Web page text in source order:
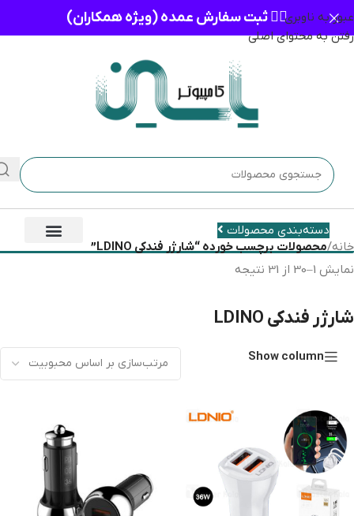
عبور به ناوبری
رفتن به محتوای اصلی
👈🏻 ثبت سفارش عمده (ویژه همکاران)
دسته‌بندی محصولات
خانه/محصولات برچسب خورده “شارژر فندکی LDINO” /برگه 2
نمایش 31–31 از 31 نتیجه
شارژر فندکی LDINO
Show column